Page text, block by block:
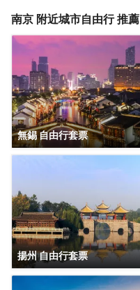
南京 附近城市自由行 推薦
無錫 自由行套票
揚州 自由行套票